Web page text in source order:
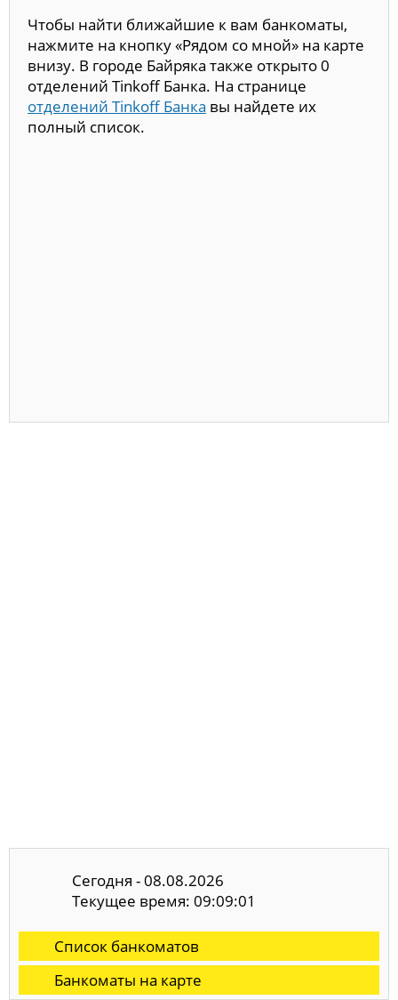
Чтобы найти ближайшие к вам банкоматы,
нажмите на кнопку «Рядом со мной» на карте
внизу. В городе Байряка также открыто 0
отделений Tinkoff Банка. На странице
отделений Tinkoff Банка вы найдете их
полный список.
Сегодня - 08.08.2026
Текущее время: 09:09:01
Список банкоматов
Банкоматы на карте